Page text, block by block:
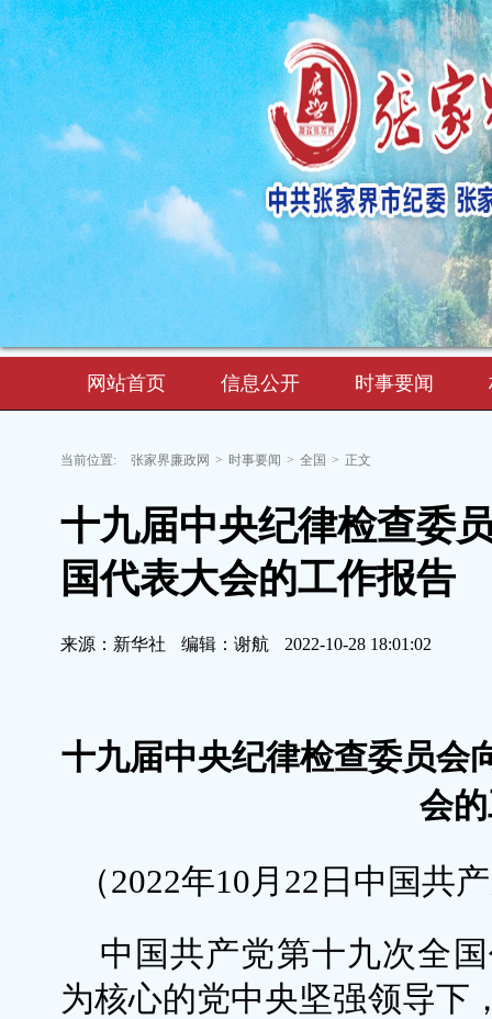
网站首页 信息公开 时事要闻
当前位置: 张家界廉政网 > 时事要闻 > 全国 > 正文
十九届中央纪律检查委
国代表大会的工作报告
来源：新华社 编辑：谢航 2022-10-28 18:01:02
十九届中央纪律检查委员会
会
（2022年10月22日中国共
中国共产党第十九次全
为核心的党中央坚强领导下